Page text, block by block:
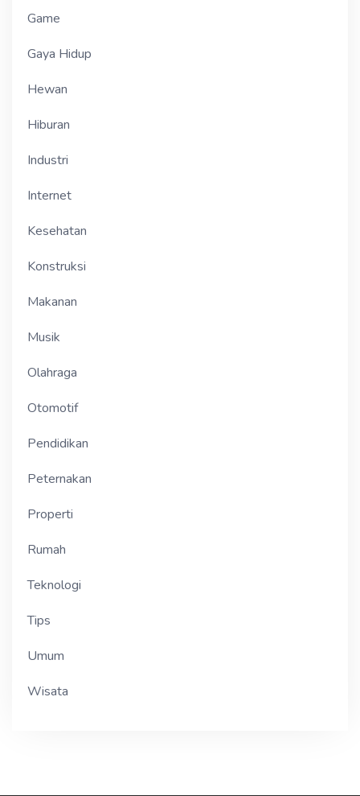
Game
Gaya Hidup
Hewan
Hiburan
Industri
Internet
Kesehatan
Konstruksi
Makanan
Musik
Olahraga
Otomotif
Pendidikan
Peternakan
Properti
Rumah
Teknologi
Tips
Umum
Wisata